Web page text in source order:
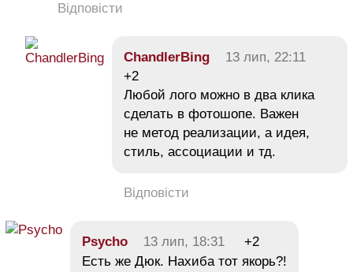
Відповісти
ChandlerBing
13 лип, 22:11
+2
Любой лого можно в два клика
сделать в фотошопе. Важен
не метод реализации, а идея,
стиль, ассоциации и тд.
Відповісти
Psycho 13 лип, 18:31
+2
Есть же Дюк. Нахиба тот якорь?!